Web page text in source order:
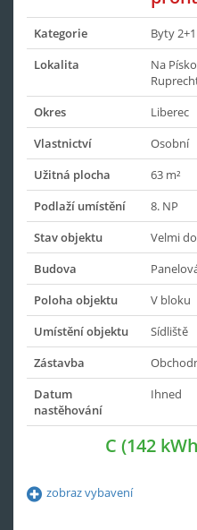
Kategorie
Byty 2+1
Lokalita
Na
Okres
Liberec
Vlastnictví
Osobní
Užitná plocha
63 m²
Podlaží umístění
8. NP
Stav objektu
Velmi
Budova
Poloha objektu
V bloku
Umístění objektu
Sídliště
Zástavba
Datum
nastěhování
Ihned
C (142
zobraz vybavení